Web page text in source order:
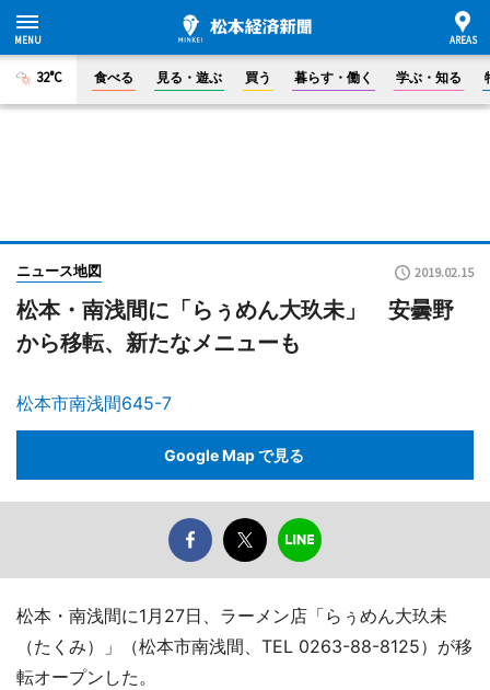
32°C 食べる 見る・遊ぶ 買う 暮らす・働く 学ぶ・知る
ニュース地図 2019.02.15
松本・南浅間に「らぅめん大玖未」 安曇野
から移転、新たなメニューも
松本市南浅間645-7
Google Map で見る
松本・南浅間に1月27日、ラーメン店「らぅめん大玖未
（たくみ）」（松本市南浅間、TEL 0263-88-8125）が移
転オープンした。